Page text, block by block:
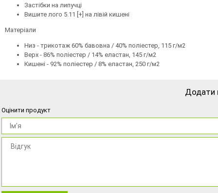
Застібки на липучці
Вишите лого 5.11 [+] на лівій кишені
Матеріали
Низ - трикотаж 60% бавовна / 40% поліестер, 115 г/м2
Верх - 86% поліестер / 14% еластан, 145 г/м2
Кишені - 92% поліестер / 8% еластан, 250 г/м2
Додати
Оцінити продукт